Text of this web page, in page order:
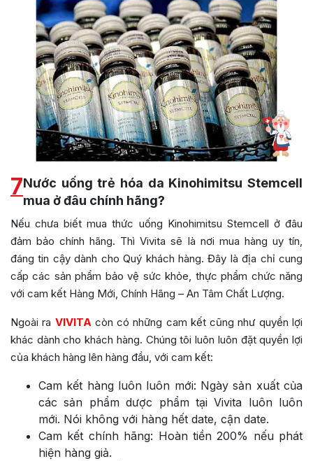
7Nước uống trẻ hóa da Kinohimitsu Stemcell
mua ở đâu chính hãng?
Nếu chưa biết mua thức uống Kinohimitsu Stemcell ở đâu
đảm bảo chính hãng. Thì Vivita sẽ là nơi mua hàng uy tín,
đáng tin cậy dành cho Quý khách hàng. Đây là địa chỉ cung
cấp các sản phẩm bảo vệ sức khỏe, thực phẩm chức năng
với cam kết Hàng Mới, Chính Hãng – An Tâm Chất Lượng.
Ngoài ra VIVITAcòn có những cam kết cũng như quyền lợi
khác dành cho khách hàng. Chúng tôi luôn luôn đặt quyền lợi
của khách hàng lên hàng đầu, với cam kết:
Cam kết hàng luôn luôn mới: Ngày sản xuất của
các sản phẩm dược phẩm tại Vivita luôn luôn
mới. Nói không với hàng hết date, cận date.
Cam kết chính hãng: Hoàn tiền 200% nếu phát
hiện hàng giả.